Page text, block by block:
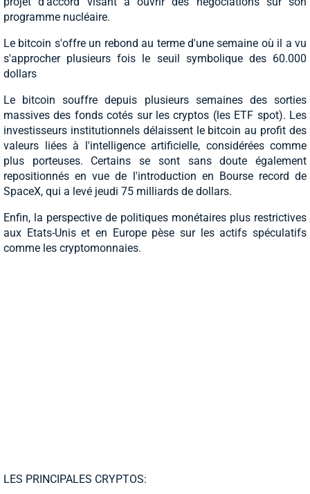
programme nucléaire.
Le bitcoin s'offre un rebond au terme d'une semaine où il a vu
s'approcher plusieurs fois le seuil symbolique des 60.000
dollars
Le bitcoin souffre depuis plusieurs semaines des sorties
massives des fonds cotés sur les cryptos (les ETF spot). Les
investisseurs institutionnels délaissent le bitcoin au profit des
valeurs liées à l'intelligence artificielle, considérées comme
plus porteuses. Certains se sont sans doute également
repositionnés en vue de l'introduction en Bourse record de
SpaceX, qui a levé jeudi 75 milliards de dollars.
Enfin, la perspective de politiques monétaires plus restrictives
aux Etats-Unis et en Europe pèse sur les actifs spéculatifs
comme les cryptomonnaies.
LES PRINCIPALES CRYPTOS: